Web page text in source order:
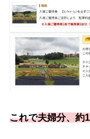
これで夫婦分、 約